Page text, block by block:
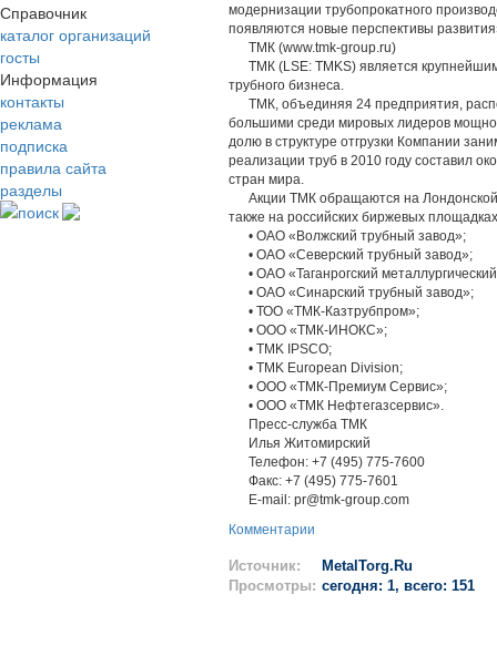
Справочник
каталог организаций
госты
Информация
контакты
реклама
подписка
правила сайта
разделы
поиск
модернизации трубопрокатного
появляются новые перспективы
ТМК (www.tmk-group.ru)
ТМК (LSE: TMKS) является крупнейшим
трубного бизнеса.
ТМК, объединяя 24 предприятия,
большими среди мировых лидеров
долю в структуре отгрузки Компании
реализации труб в 2010 году составил
стран мира.
Акции ТМК обращаются на Лондонской
также на российских биржевых
• ОАО «Волжский трубный завод»;
• ОАО «Северский трубный завод»;
• ОАО «Таганрогский
• ОАО «Синарский трубный завод»;
• ТОО «ТМК-Казтрубпром»;
• ООО «ТМК-ИНОКС»;
• TMK IPSCO;
• TMK European Division;
• ООО «ТМК-Премиум Сервис»;
• ООО «ТМК Нефтегазсервис».
Пресс-служба ТМК
Илья Житомирский
Телефон: +7 (495) 775-7600
Факс: +7 (495) 775-7601
E-mail: pr@tmk-group.com
Комментарии
Источник:
MetalTorg.Ru
Просмотры: сегодня: 1, всего: 151